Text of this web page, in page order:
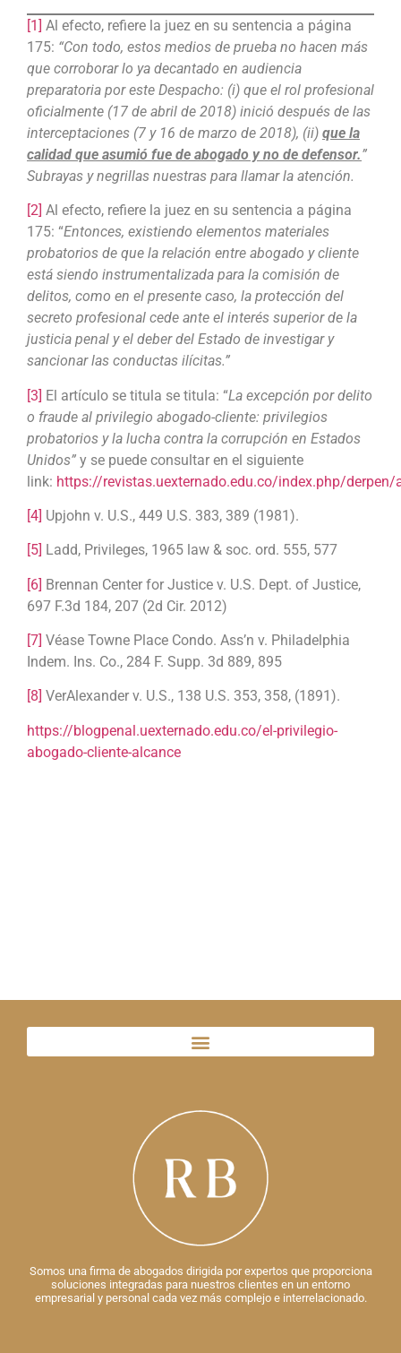
[1] Al efecto, refiere la juez en su sentencia a página
175: “Con todo, estos medios de prueba no hacen más
que corroborar lo ya decantado en audiencia
preparatoria por este Despacho: (i) que el rol profesional
oficialmente (17 de abril de 2018) inició después de las
interceptaciones (7 y 16 de marzo de 2018), (ii) que la
calidad que asumió fue de abogado y no de defensor.”
Subrayas y negrillas nuestras para llamar la atención.
[2] Al efecto, refiere la juez en su sentencia a página
175: “Entonces, existiendo elementos materiales
probatorios de que la relación entre abogado y cliente
está siendo instrumentalizada para la comisión de
delitos, como en el presente caso, la protección del
secreto profesional cede ante el interés superior de la
justicia penal y el deber del Estado de investigar y
sancionar las conductas ilícitas.”
[3] El artículo se titula se titula: “La excepción por delito
o fraude al privilegio abogado-cliente: privilegios
probatorios y la lucha contra la corrupción en Estados
Unidos” y se puede consultar en el siguiente
link: https://revistas.uexternado.edu.co/index.php/
[4] Upjohn v. U.S., 449 U.S. 383, 389 (1981).
[5] Ladd, Privileges, 1965 law & soc. ord. 555, 577
[6] Brennan Center for Justice v. U.S. Dept. of Justice,
697 F.3d 184, 207 (2d Cir. 2012)
[7] Véase Towne Place Condo. Ass’n v. Philadelphia
Indem. Ins. Co., 284 F. Supp. 3d 889, 895
[8] VerAlexander v. U.S., 138 U.S. 353, 358, (1891).
https://blogpenal.uexternado.edu.co/el-privilegio-
abogado-cliente-alcance
Somos una firma de abogados dirigida por expertos que proporciona
soluciones integradas para nuestros clientes en un entorno
empresarial y personal cada vez más complejo e interrelacionado.